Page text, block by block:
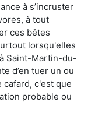
à s’incruster
à tout
ces bêtes
lorsqu'elles
Saint-Martin-du-
d’en tuer un ou
cafard, c'est que
probable ou